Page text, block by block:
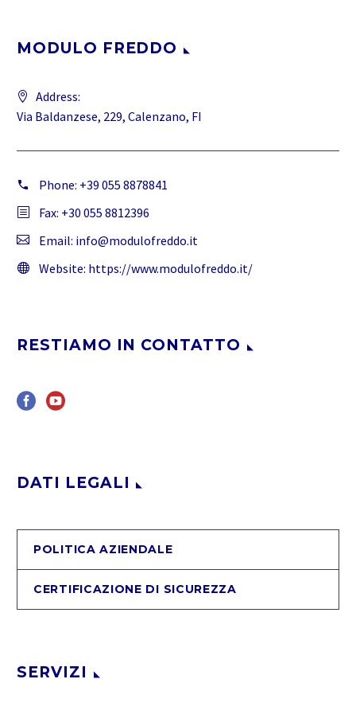
MODULO FREDDO
Address:
Via Baldanzese, 229, Calenzano, FI
Phone: +39 055 8878841
Fax: +30 055 8812396
Email: info@modulofreddo.it
Website: https://www.modulofreddo.it/
RESTIAMO IN CONTATTO
DATI LEGALI
POLITICA AZIENDALE
CERTIFICAZIONE DI SICUREZZA
SERVIZI